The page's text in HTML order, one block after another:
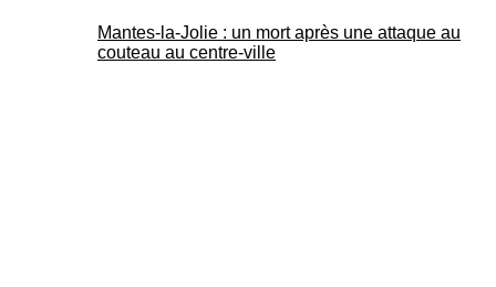
Mantes-la-Jolie : un mort après une attaque au
couteau au centre-ville